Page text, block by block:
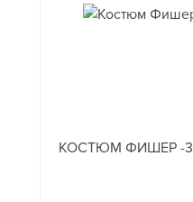
КОСТЮМ ФИШЕР -